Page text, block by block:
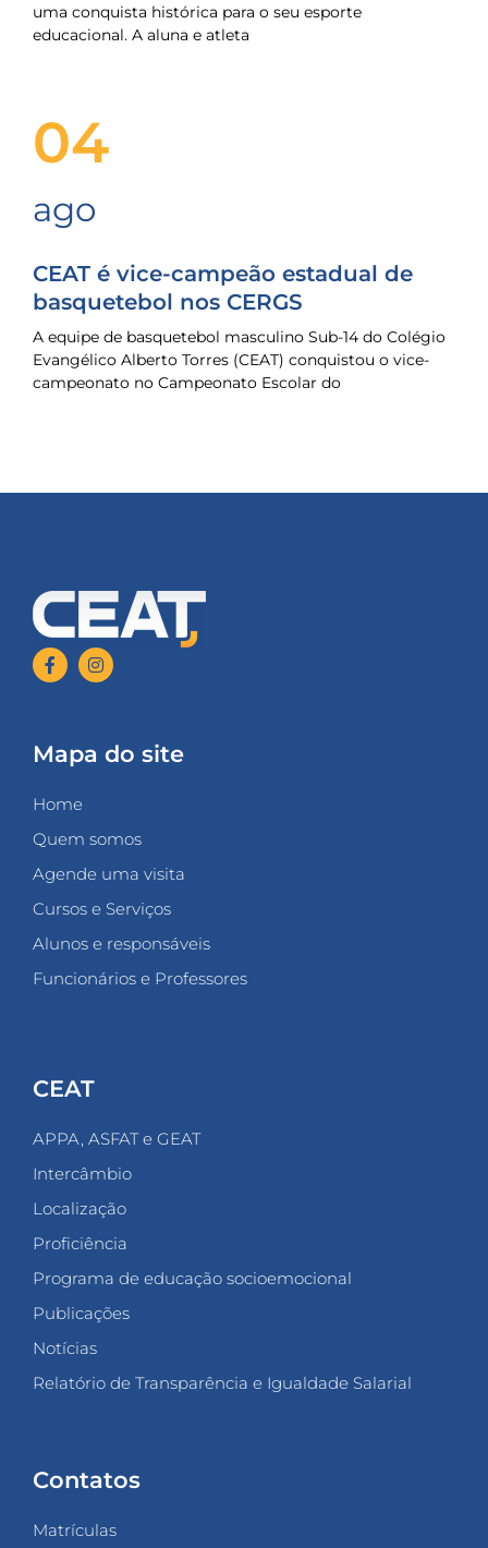
uma conquista histórica para o seu esporte
educacional. A aluna e atleta
04
ago
CEAT é vice-campeão estadual de
basquetebol nos CERGS
A equipe de basquetebol masculino Sub-14 do Colégio
Evangélico Alberto Torres (CEAT) conquistou o vice-
campeonato no Campeonato Escolar do
Mapa do site
Home
Quem somos
Agende uma visita
Cursos e Serviços
Alunos e responsáveis
Funcionários e Professores
CEAT
APPA, ASFAT e GEAT
Intercâmbio
Localização
Proficiência
Programa de educação socioemocional
Publicações
Notícias
Relatório de Transparência e Igualdade Salarial
Contatos
Matrículas